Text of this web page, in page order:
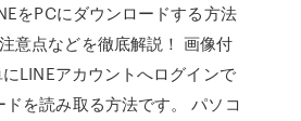
をPCにダウンロードする方法
意点などを徹底解説！ 画像付
LINEアカウントへログインで
ドを読み取る方法です。 パソコ